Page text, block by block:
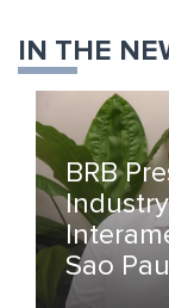
IN THE
BRB
Sao